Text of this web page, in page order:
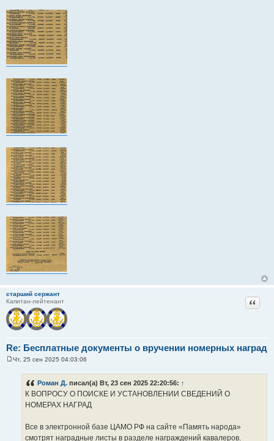
старший сержант
Капитан-лейтенант
Re: Бесплатные документы о вручении номерных наград
Чт, 25 сен 2025 04:03:06
Роман Д. писал(а) Вт, 23 сен 2025 22:20:56: ↑
К ВОПРОСУ О ПОИСКЕ И УСТАНОВЛЕНИИ СВЕДЕНИЙ О
НОМЕРАХ НАГРАД
Все в электронной базе ЦАМО РФ на сайте «Память народа»
смотрят наградные листы в разделе награждений кавалеров.